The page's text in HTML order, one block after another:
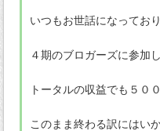
いつもお世話になってお
４期のブロガーズに参加
トータルの収益でも５０
このまま終わる訳にはい